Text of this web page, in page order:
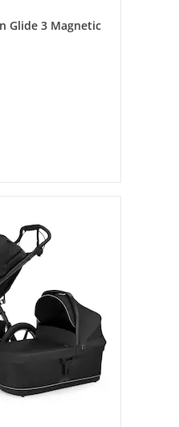
Glide 3 Magnetic